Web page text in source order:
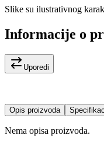
Slike su ilustrativnog
Informacije o
Uporedi
Opis proizvoda
Nema opisa proizvoda.